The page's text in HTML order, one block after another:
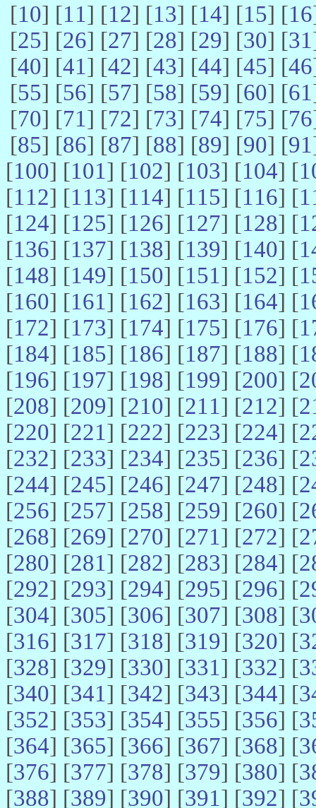
[10] [11] [12] [13] [14] [15] [16
[25] [26] [27] [28] [29] [30] [31
[40] [41] [42] [43] [44] [45] [46
[55] [56] [57] [58] [59] [60] [61
[70] [71] [72] [73] [74] [75] [76
[85] [86] [87] [88] [89] [90] [91
[100] [101] [102] [103] [104] [
[112] [113] [114] [115] [116] [
[124] [125] [126] [127] [128] [
[136] [137] [138] [139] [140] [
[148] [149] [150] [151] [152] [
[160] [161] [162] [163] [164] [
[172] [173] [174] [175] [176] [
[184] [185] [186] [187] [188] [
[196] [197] [198] [199] [200] [
[208] [209] [210] [211] [212] [
[220] [221] [222] [223] [224] [
[232] [233] [234] [235] [236] [
[244] [245] [246] [247] [248] [
[256] [257] [258] [259] [260] [
[268] [269] [270] [271] [272] [
[280] [281] [282] [283] [284] [
[292] [293] [294] [295] [296] [
[304] [305] [306] [307] [308] [
[316] [317] [318] [319] [320] [
[328] [329] [330] [331] [332] [
[340] [341] [342] [343] [344] [
[352] [353] [354] [355] [356] [
[364] [365] [366] [367] [368] [
[376] [377] [378] [379] [380] [
[388] [389] [390] [391] [392] [